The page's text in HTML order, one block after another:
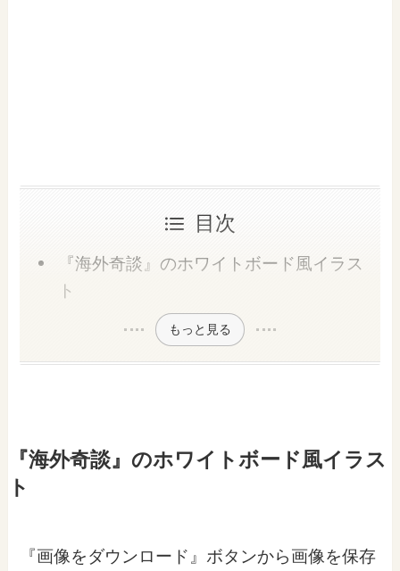
目次
『海外奇談』のホワイトボード風イラス
ト
もっと見る
『海外奇談』のホワイトボード風イラス
ト
『画像をダウンロード』ボタンから画像を保存